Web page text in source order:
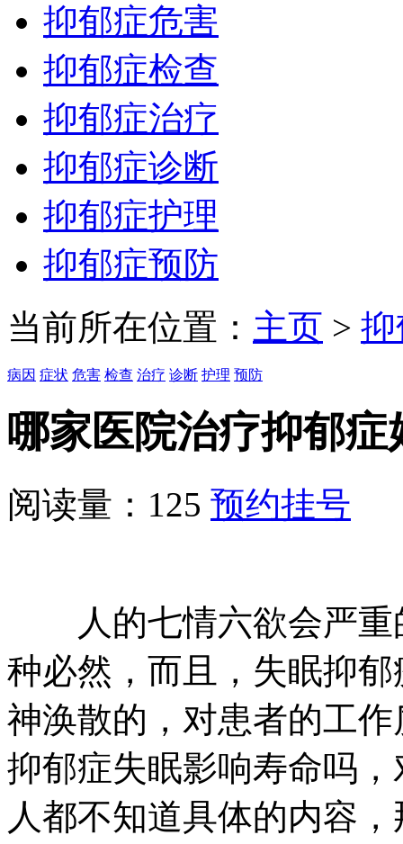
抑郁症危害
抑郁症检查
抑郁症治疗
抑郁症诊断
抑郁症护理
抑郁症预防
当前所在位置： 主页 >
病因 症状 危害 检查 治疗 诊断 护理 预防
哪家医院治疗抑郁
阅读量：125 预约挂号
人的七情六欲会严重
种必然，而且，失眠抑
神涣散的，对患者的工
抑郁症失眠影响寿命吗
人都不知道具体的内容